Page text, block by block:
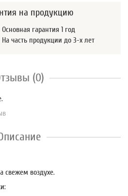
на продукцию
Основная гарантия 1 год
На часть продукции до 3-х лет
(0)
свежем воздухе.